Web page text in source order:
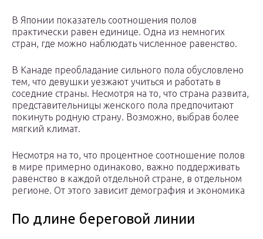
В Японии показатель соотношения полов
практически равен единице. Одна из немногих
стран, где можно наблюдать численное равенство.
В Канаде преобладание сильного пола обусловлено
тем, что девушки уезжают учиться и работать в
соседние страны. Несмотря на то, что страна развита,
представительницы женского пола предпочитают
покинуть родную страну. Возможно, выбрав более
мягкий климат.
Несмотря на то, что процентное соотношение полов
в мире примерно одинаково, важно поддерживать
равенство в каждой отдельной стране, в отдельном
регионе. От этого зависит демография и экономика
По длине береговой линии